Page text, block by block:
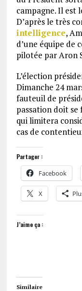
campagne. Il est
D’après le très
intelligence,
d’une équipe de
pilotée par Aron
L’élection
Dimanche 24
fauteuil de
passation doit se
qui limitera
cas de
Partager :
Facebook
X
J’aime ça :
Similaire